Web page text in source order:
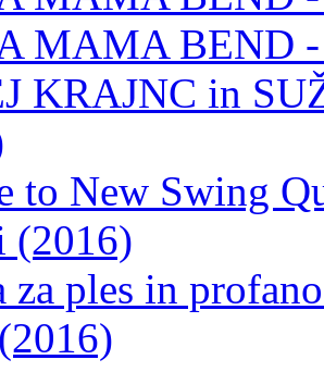
MAMA BEND
KRAJNC in
to New Swing
(2016)
za ples in